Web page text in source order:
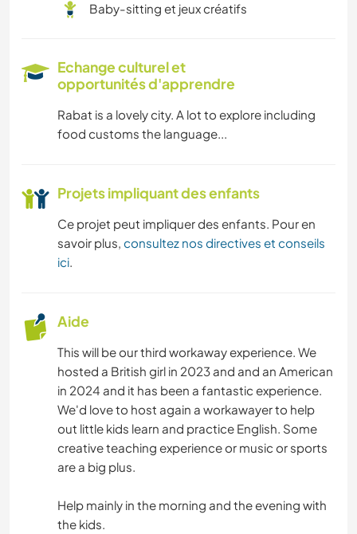
Baby-sitting et jeux créatifs
Echange culturel et
opportunités d'apprendre
Rabat is a lovely city. A lot to explore including
food customs the language...
Projets impliquant des enfants
Ce projet peut impliquer des enfants. Pour en
savoir plus, consultez nos directives et conseils
ici.
Aide
This will be our third workaway experience. We
hosted a British girl in 2023 and and an American
in 2024 and it has been a fantastic experience.
We'd love to host again a workawayer to help
out little kids learn and practice English. Some
creative teaching experience or music or sports
are a big plus.
Help mainly in the morning and the evening with
the kids.